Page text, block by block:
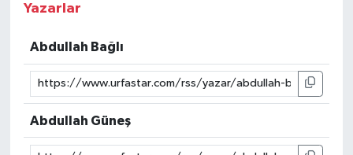
Yazarlar
Abdullah Bağlı
Abdullah Güneş